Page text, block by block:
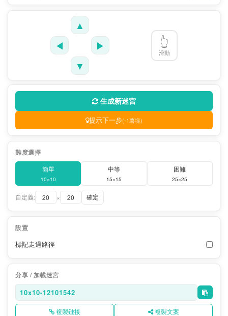
▲
◀
▶
▼
👆
滑動
生成新迷宮
提示下一步(-1薯塊)
難度選擇
簡單
10×10
中等
15×15
困難
25×25
自定義: × 確定
設置
標記走過路徑
分享 / 加載迷宮
10x10-12101542
複製鏈接 複製文案